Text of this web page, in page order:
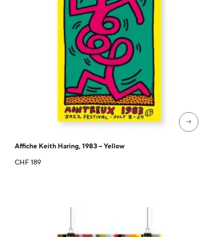
→
Affiche Keith Haring, 1983 – Yellow
CHF189